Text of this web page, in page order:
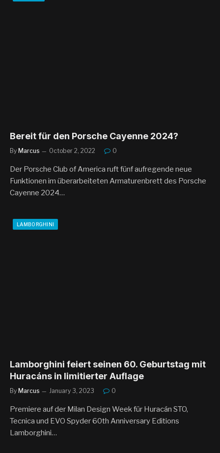
Bereit für den Porsche Cayenne 2024?
By Marcus October 2, 2022 0
Der Porsche Club of America ruft fünf aufregende neue
Funktionen im überarbeiteten Armaturenbrett des Porsche
Cayenne 2024…
LAMBORGHINI
Lamborghini feiert seinen 60. Geburtstag mit
Huracáns in limitierter Auflage
By Marcus January 3, 2023 0
Premiere auf der Milan Design Week für Huracán STO,
Tecnica und EVO Spyder 60th Anniversary Editions
Lamborghini…